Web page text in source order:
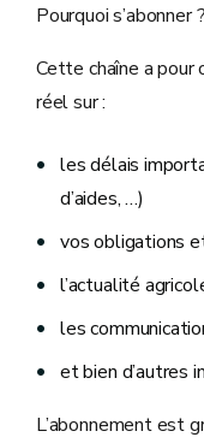
Pourquoi s’abonner ?
Cette chaîne a
réel sur :
les délais
d’aides, …)
vos obligations
l’actualité
les
et bien d’autres
L’abonnement est